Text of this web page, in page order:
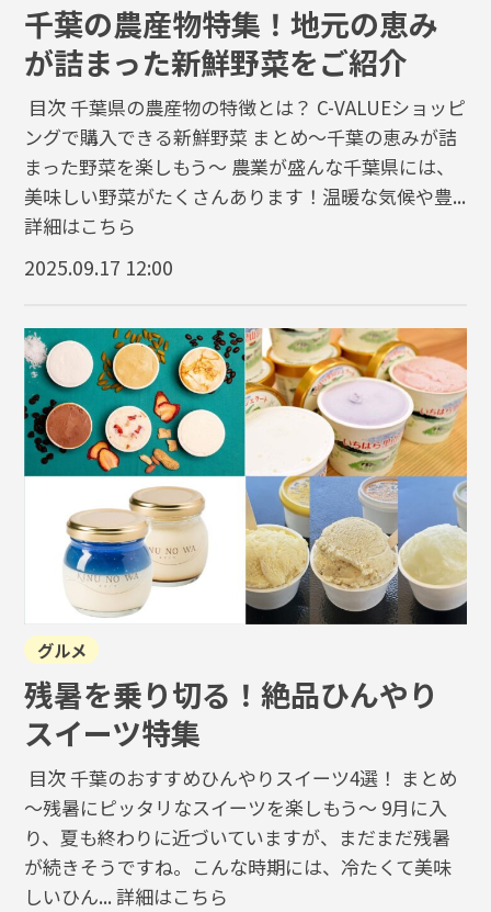
千葉の農産物特集！地元の恵み
が詰まった新鮮野菜をご紹介
目次 千葉県の農産物の特徴とは？ C-VALUEショッピ
ングで購入できる新鮮野菜 まとめ～千葉の恵みが詰
まった野菜を楽しもう～ 農業が盛んな千葉県には、
美味しい野菜がたくさんあります！温暖な気候や豊...
詳細はこちら
2025.09.17 12:00
グルメ
残暑を乗り切る！絶品ひんやり
スイーツ特集
目次 千葉のおすすめひんやりスイーツ4選！ まとめ
～残暑にピッタリなスイーツを楽しもう～ 9月に入
り、夏も終わりに近づいていますが、まだまだ残暑
が続きそうですね。こんな時期には、冷たくて美味
しいひん...詳細はこちら